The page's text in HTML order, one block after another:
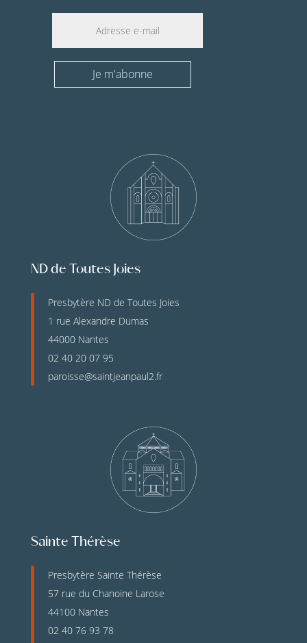
Je m'abonne
ND de Toutes Joies
Presbytère ND de Toutes Joies
1 rue Alexandre Dumas
44000 Nantes
02 40 20 07 95
paroisse@saintjeanpaul2.fr
Sainte Thérèse
Presbytère Sainte Thérèse
57 rue du Chanoine Larose
44100 Nantes
02 40 76 93 78